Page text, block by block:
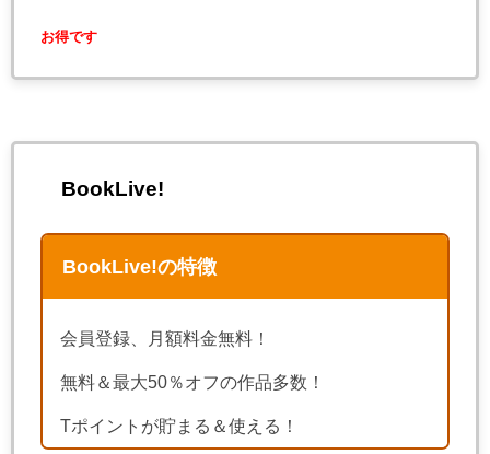
お得です
BookLive!
BookLive!の特徴
会員登録、月額料金無料！
無料＆最大50％オフの作品多数！
Tポイントが貯まる＆使える！